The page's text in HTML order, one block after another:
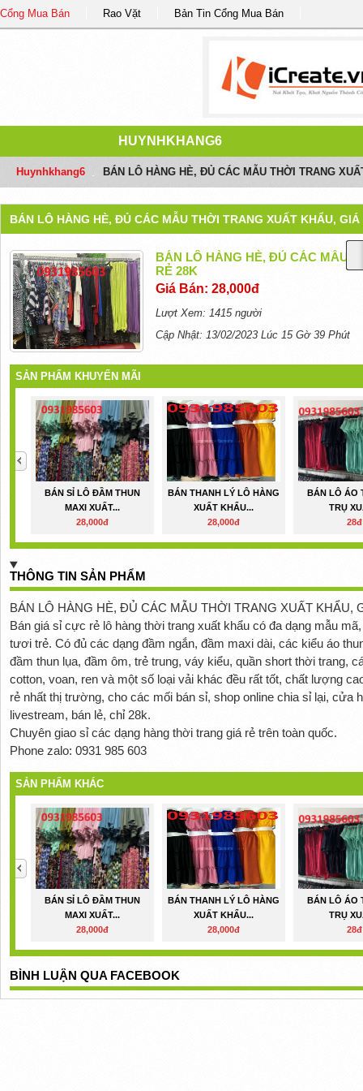
Cổng Mua Bán Rao Vặt Bản Tin Cổng Mua Bán
HUYNHKHANG6
Huynhkhang6 BÁN LÔ HÀNG HÈ, ĐỦ CÁC MẪU THỜI TRANG
BÁN LÔ HÀNG HÈ, ĐỦ CÁC MẪU THỜI TRANG XUẤT KHẨU, GIÁ
BÁN LÔ HÀNG HÈ, ĐỦ CÁC MẪU
RẺ 28K
Giá Bán: 28,000đ
Lượt Xem: 1415 người
Cập Nhật: 13/02/2023 Lúc 15 Gờ 39 Phút
SẢN PHẨM KHUYẾN MÃI
BÁN SỈ LÔ ĐẦM THUN
MAXI XUẤT...
28,000đ
BÁN THANH LÝ LÔ HÀNG
XUẤT KHẨU...
28,000đ
BÁN LÔ ÁO
TRỤ
28đ
THÔNG TIN SẢN PHẨM
BÁN LÔ HÀNG HÈ, ĐỦ CÁC MẪU THỜI TRANG XUẤT KHẨU,
Bán giá sỉ cực rẻ lô hàng thời trang xuất khẩu có đa dạng mẫu
tươi trẻ. Có đủ các dạng đầm ngắn, đầm maxi dài, các kiểu áo
đầm thun lụa, đầm ôm, trẻ trung, váy kiểu, quần short thời trang,
cotton, voan, ren và một số loại vải khác đều rất tốt, chất lượng
rẻ nhất thị trường, cho các mối bán sỉ, shop online chia sỉ lại, cửa
livestream, bán lẻ, chỉ 28k.
Chuyên giao sỉ các dạng hàng thời trang giá rẻ trên toàn quốc.
Phone zalo: 0931 985 603
SẢN PHẨM KHÁC
BÁN SỈ LÔ ĐẦM THUN
MAXI XUẤT...
28,000đ
BÁN THANH LÝ LÔ HÀNG
XUẤT KHẨU...
28,000đ
BÁN LÔ ÁO
TRỤ
28đ
BÌNH LUẬN QUA FACEBOOK